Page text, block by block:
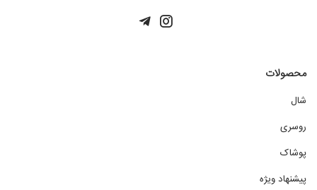
محصولات
شال
روسری
پوشاک
پیشنهاد ویژه